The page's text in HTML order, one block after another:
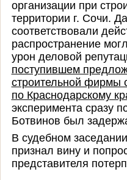
организации при
территории г. Сочи.
соответствовали
распространение
урон деловой
поступившем
строительной
по Краснодарскому
эксперимента сразу
Ботвинов был
В судебном
признал вину и
представителя